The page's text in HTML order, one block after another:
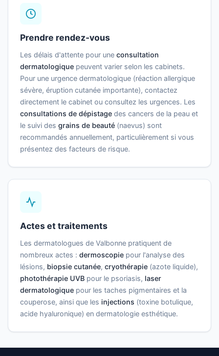
Prendre rendez-vous
Les délais d'attente pour une consultation
dermatologique peuvent varier selon les cabinets.
Pour une urgence dermatologique (réaction allergique
sévère, éruption cutanée importante), contactez
directement le cabinet ou consultez les urgences. Les
consultations de dépistage des cancers de la peau et
le suivi des grains de beauté (naevus) sont
recommandés annuellement, particulièrement si vous
présentez des facteurs de risque.
Actes et traitements
Les dermatologues de Valbonne pratiquent de
nombreux actes : dermoscopie pour l'analyse des
lésions, biopsie cutanée, cryothérapie (azote liquide),
photothérapie UVB pour le psoriasis, laser
dermatologique pour les taches pigmentaires et la
couperose, ainsi que les injections (toxine botulique,
acide hyaluronique) en dermatologie esthétique.